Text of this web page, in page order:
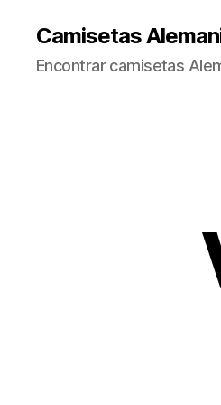
Camisetas
Encontrar camisetas